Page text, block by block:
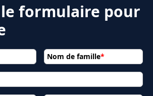
formulaire pour
Nom de famille*